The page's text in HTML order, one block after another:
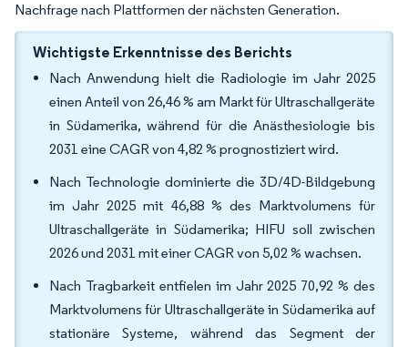
Nachfrage nach Plattformen der nächsten Generation.
Wichtigste Erkenntnisse des Berichts
Nach Anwendung hielt die Radiologie im Jahr 2025
einen Anteil von 26,46 % am Markt für Ultraschallgeräte
in Südamerika, während für die Anästhesiologie bis
2031 eine CAGR von 4,82 % prognostiziert wird.
Nach Technologie dominierte die 3D/4D-Bildgebung
im Jahr 2025 mit 46,88 % des Marktvolumens für
Ultraschallgeräte in Südamerika; HIFU soll zwischen
2026 und 2031 mit einer CAGR von 5,02 % wachsen.
Nach Tragbarkeit entfielen im Jahr 2025 70,92 % des
Marktvolumens für Ultraschallgeräte in Südamerika auf
stationäre Systeme, während das Segment der